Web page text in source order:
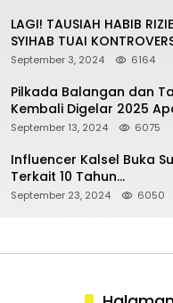
LAGI! TAUSIAH HABIB
SYIHAB TUAI
September 3, 2024 6164
Pilkada Balangan dan
Kembali Digelar 2025
Kotak Kosong Menang
September 13, 2024 6075
Influencer Kalsel Buka
Terkait 10 Tahun
Kepemerintahan Presiden
September 23, 2024 6050